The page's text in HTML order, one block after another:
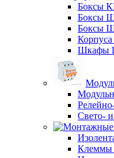
Боксы
Боксы
Боксы
Шкафы
Свето-
Клеммы